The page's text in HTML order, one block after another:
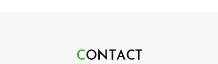
CON T AC T